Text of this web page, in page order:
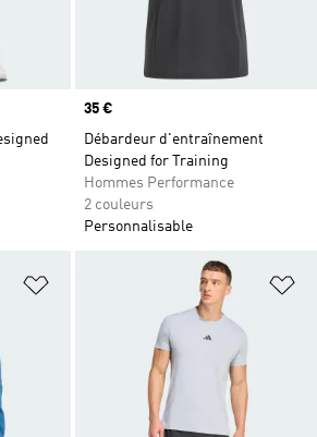
Prix
35 €
Débardeur d'entraînement
Designed for Training
Hommes Performance
2 couleurs
Personnalisable
Ajouter à la Liste de produits